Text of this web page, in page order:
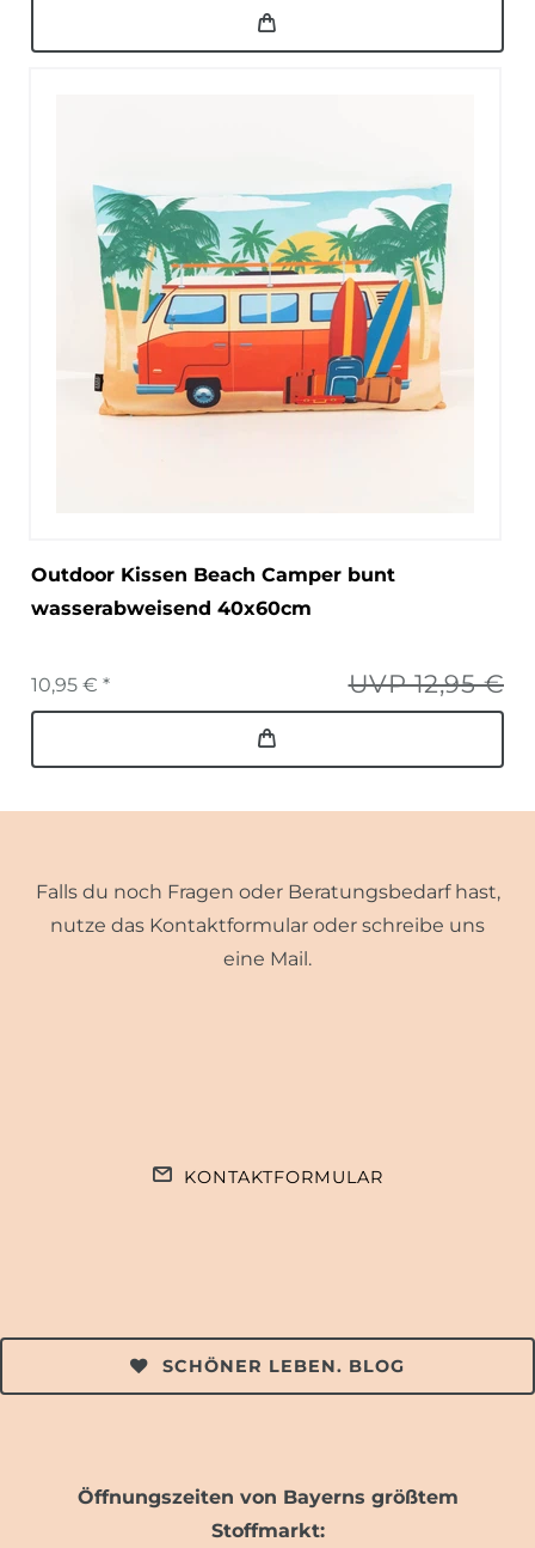
Outdoor Kissen Beach Camper bunt
wasserabweisend 40x60cm
UVP 12,95 €
10,95 € *
Falls du noch Fragen oder Beratungsbedarf hast,
nutze das Kontaktformular oder schreibe uns
eine Mail.
KONTAKTFORMULAR
SCHÖNER LEBEN. BLOG
Öffnungszeiten von Bayerns größtem
Stoffmarkt: